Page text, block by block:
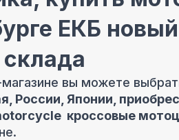
ЕКБ
вы можете
России, Японии,
кроссовые